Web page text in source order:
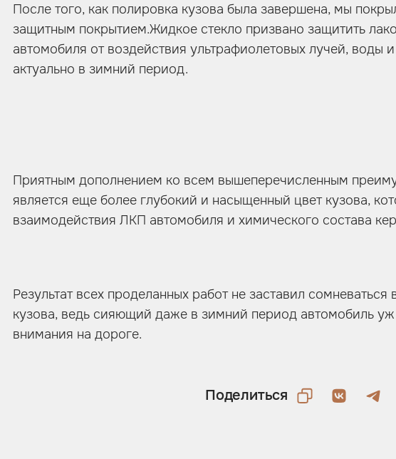
После того, как полировка кузова была завершена, мы
защитным покрытием.Жидкое стекло призвано защитить
автомобиля от воздействия ультрафиолетовых лучей, воды
актуально в зимний период.
Приятным дополнением ко всем вышеперечисленным
является еще более глубокий и насыщенный цвет кузова,
взаимодействия ЛКП автомобиля и химического состава
Результат всех проделанных работ не заставил
кузова, ведь сияющий даже в зимний период автомобиль уж
внимания на дороге.
Поделиться